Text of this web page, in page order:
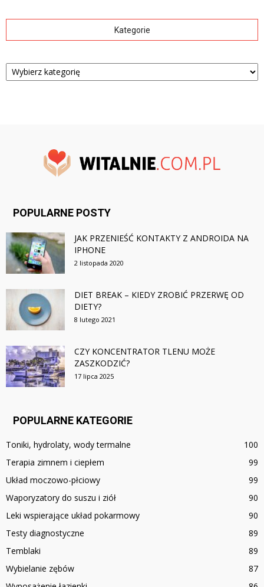
Kategorie
Kategorie
POPULARNE POSTY
JAK PRZENIEŚĆ KONTAKTY Z ANDROIDA NA
IPHONE
2 listopada 2020
DIET BREAK – KIEDY ZROBIĆ PRZERWĘ OD
DIETY?
8 lutego 2021
CZY KONCENTRATOR TLENU MOŻE
ZASZKODZIĆ?
17 lipca 2025
POPULARNE KATEGORIE
Toniki, hydrolaty, wody termalne
100
Terapia zimnem i ciepłem
99
Układ moczowo-płciowy
99
Waporyzatory do suszu i ziół
90
Leki wspierające układ pokarmowy
90
Testy diagnostyczne
89
Temblaki
89
Wybielanie zębów
87